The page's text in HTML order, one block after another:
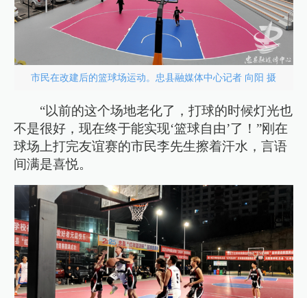
市民在改建后的篮球场运动。忠县融媒体中心记者 向阳 摄
“以前的这个场地老化了，打球的时候灯光也
不是很好，现在终于能实现‘篮球自由’了！”刚在
球场上打完友谊赛的市民李先生擦着汗水，言语
间满是喜悦。